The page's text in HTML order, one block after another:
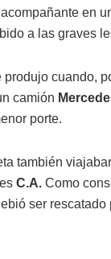
en
a las graves
produjo cuando,
camión
porte.
también
C.A. Como
ser